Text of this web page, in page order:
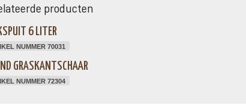
producten
6 LITER
NUMMER 70031
GRASKANTSCHAAR
NUMMER 72304